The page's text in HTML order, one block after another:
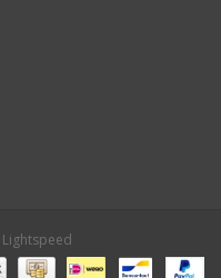
Lightspeed